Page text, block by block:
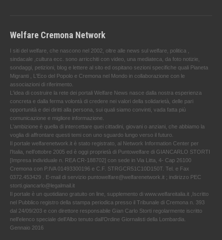
Welfare Cremona Network
I siti del welfare, che nascono nel 2002, oltre alle news sul welfare, politica ,
sindacale ,cultura ecc. sono arricchiti con video, una mediateca, da foto notizie,
sondaggi, petizioni, blog e lettere al sito ed ospitano sezioni specifiche quali Pianeta
Migranti , L'Eco del Popolo e Cremona nel Mondo in collaborazione con le
associazioni di riferimento.
L'idea di costruire la rete dei portali Welfare News nasce dalla nostra esperienza
concreta e dalla ferma volontà di credere nei valori della solidarietà, delle pari
opportunità e dei diritti alla persona, sui quali siamo convinti, vada fatta più
comunicazione e migliore informazione.
L'ambizione è quella di intercettare quei cittadini, giovani o anziani, che abbiamo la
voglia di affrontare questi temi con uno sguardo lungo verso il futuro.
Il portale welfarenetwork.it è stato registrato, al Network Information Center per
l'Italia, nell’ottobre 2005 ed è oggi proprietà di Puntowelfare di GIANCARLO STORTI
[Impresa individuale n. REA CR-188702] con sede in Via Litta, 4- Cap 26100
Cremona con P.IVA 01493300196 e C.F. STRGCR51C10D150T. Tel. e Fax
0372.453429 . E-mail di servizio puntowelfare@welfarenetwork.it ; indirizzo PEC
storti.giancarlo@legalmail.it
Il portale è un quotidiano gratuito on line, supplemento di www.welfareitalia.it ,Iscritto
nel Pubblico registro della stampa periodica presso il Tribunale di Cremona n. 393
dal 24/09/203 e con direttore responsabile Gian Carlo Storti regolarmente iscritto
nell’elenco speciale dell’Albo tenuto dall’Ordine Giornalisti della Lombardia.
Gennaio 2016